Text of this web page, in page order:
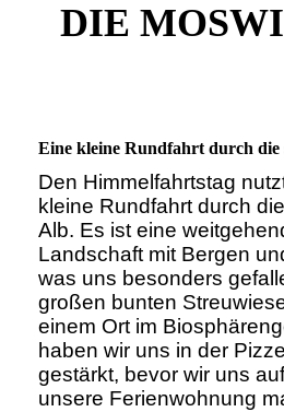
DIE
Eine kleine Rundfahrt durch die
Den Himmelfahrtstag
kleine Rundfahrt durch
Alb. Es ist eine
Landschaft mit Bergen
was uns besonders
großen bunten
einem Ort im
haben wir uns in der
gestärkt, bevor wir uns
unsere Ferienwohnung